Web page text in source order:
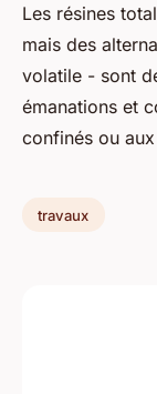
Les résines
mais des
volatile - sont
émanations et
confinés ou
travaux